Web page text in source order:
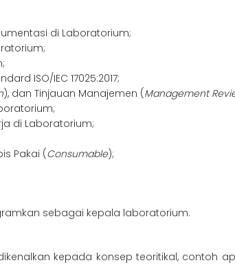
di Laboratorium;
ISO/IEC 17025:2017;
), dan Tinjauan Manajemen (Management
di Laboratorium;
Pakai (Consumable);
sebagai kepala laboratorium.
kepada konsep teoritikal, contoh